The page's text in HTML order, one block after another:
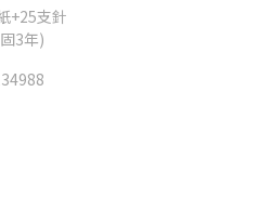
+25支針
3年)